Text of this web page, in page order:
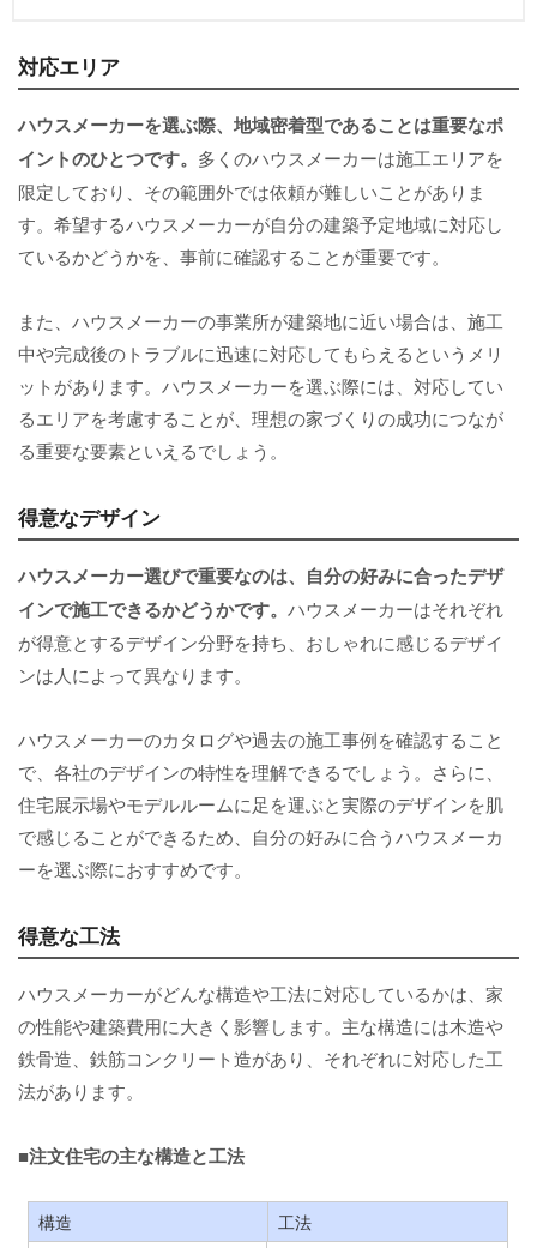
対応エリア
ハウスメーカーを選ぶ際、地域密着型であることは重要なポ
イントのひとつです。 多くのハウスメーカーは施工エリアを
限定しており、その範囲外では依頼が難しいことがありま
す。希望するハウスメーカーが自分の建築予定地域に対応し
ているかどうかを、事前に確認することが重要です。
また、ハウスメーカーの事業所が建築地に近い場合は、施工
中や完成後のトラブルに迅速に対応してもらえるというメリ
ットがあります。ハウスメーカーを選ぶ際には、対応してい
るエリアを考慮することが、理想の家づくりの成功につなが
る重要な要素といえるでしょう。
得意なデザイン
ハウスメーカー選びで重要なのは、自分の好みに合ったデザ
インで施工できるかどうかです。 ハウスメーカーはそれぞれ
が得意とするデザイン分野を持ち、おしゃれに感じるデザイ
ンは人によって異なります。
ハウスメーカーのカタログや過去の施工事例を確認すること
で、各社のデザインの特性を理解できるでしょう。さらに、
住宅展示場やモデルルームに足を運ぶと実際のデザインを肌
で感じることができるため、自分の好みに合うハウスメーカ
ーを選ぶ際におすすめです。
得意な工法
ハウスメーカーがどんな構造や工法に対応しているかは、家
の性能や建築費用に大きく影響します。主な構造には木造や
鉄骨造、鉄筋コンクリート造があり、それぞれに対応した工
法があります。
■注文住宅の主な構造と工法
構造
工法